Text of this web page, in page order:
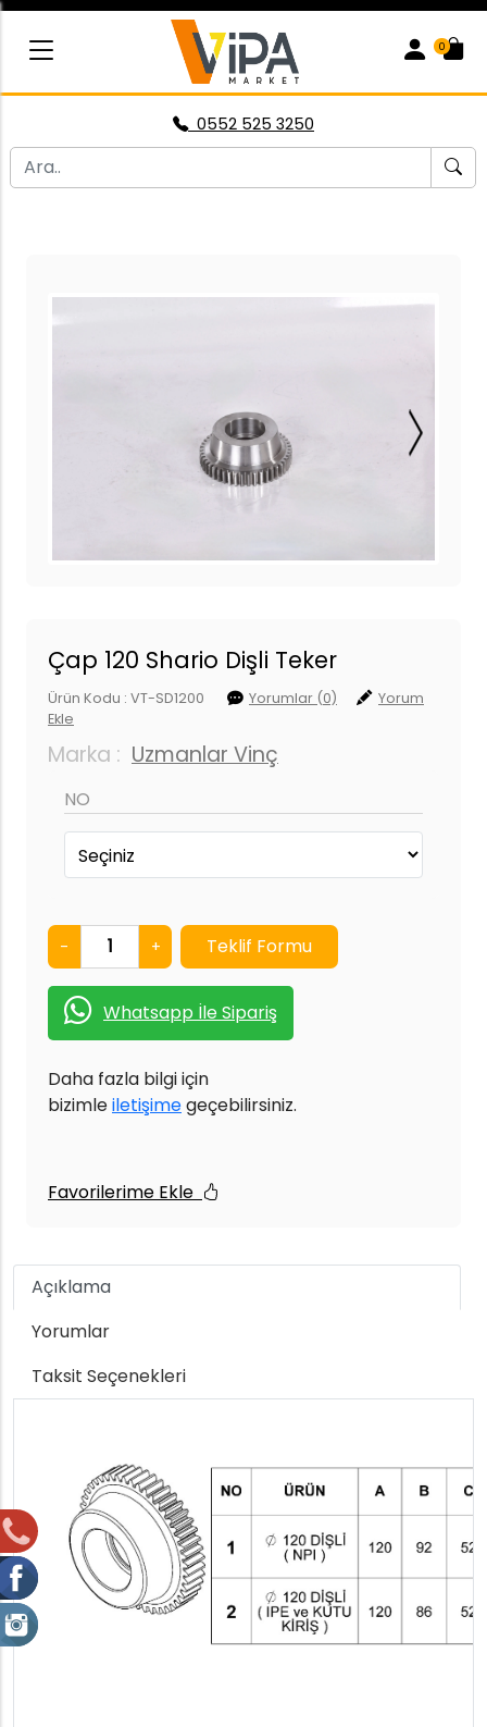
0
0552 525 3250
Çap 120 Shario Dişli Teker
Ürün Kodu : VT-SD1200 Yorumlar (0)
Yorum
Ekle
Marka : Uzmanlar Vinç
NO
- +
Whatsapp İle Sipariş
Daha fazla bilgi için
bizimleiletişimegeçebilirsiniz.
Favorilerime Ekle
Açıklama
Yorumlar
Taksit Seçenekleri